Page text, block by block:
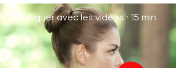
Pratiquer avec les vidéos · 15 min